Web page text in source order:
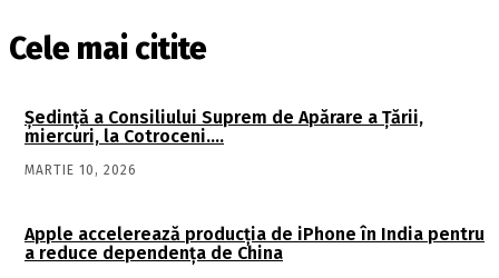
Cele mai citite
Şedinţă a Consiliului Suprem de Apărare a Ţării,
miercuri, la Cotroceni….
MARTIE 10, 2026
Apple accelerează producția de iPhone în India pentru
a reduce dependența de China